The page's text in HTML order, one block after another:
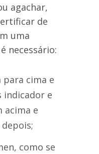
agachar,
de
uma
necessário:
cima e
indicador e
acima e
como se